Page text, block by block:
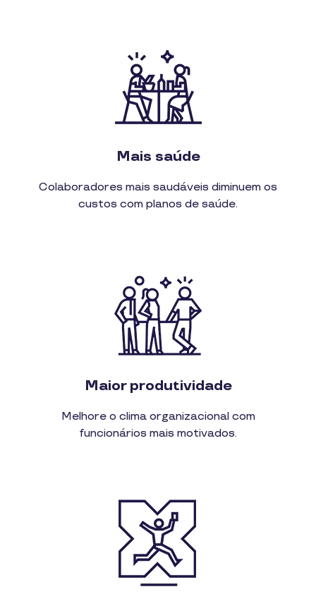
Mais saúde
Colaboradores mais saudáveis diminuem os
custos com planos de saúde.
Maior produtividade
Melhore o clima organizacional com
funcionários mais motivados.